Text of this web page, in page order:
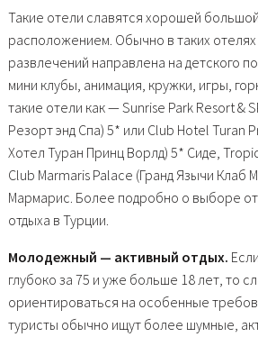
Такие отели славятся хорошей
расположением. Обычно в таких
развлечений направлена на детского
мини клубы, анимация, кружки, игры,
такие отели как — Sunrise Park Resort &
Резорт энд Спа) 5* или Club Hotel Turan
Хотел Туран Принц Ворлд) 5* Сиде,
Club Marmaris Palace (Гранд Язычи Клаб
Мармарис. Более подробно о выборе
отдыха в Турции.
Молодежный — активный отдых.
глубоко за 75 и уже больше 18 лет, то
ориентироваться на особенные
туристы обычно ищут более шумные,